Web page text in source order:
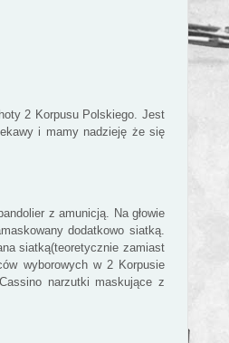
2 Korpusu Polskiego. Jest
i mamy nadzieję że się
z amunicją. Na głowie
dodatkowo siatką.
siatką(teoretycznie zamiast
wyborowych w 2 Korpusie
narzutki maskujące z